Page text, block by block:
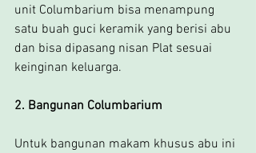
unit Columbarium bisa menampung
satu buah guci keramik yang berisi abu
dan bisa dipasang nisan Plat sesuai
keinginan keluarga.
2. Bangunan Columbarium
Untuk bangunan makam khusus abu ini